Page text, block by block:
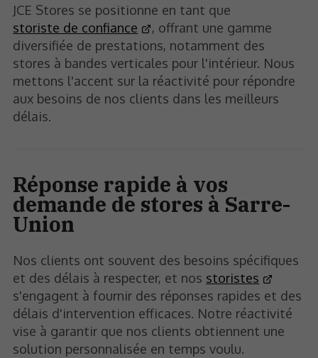
JCE Stores se positionne en tant que
storiste de confiance
, offrant une gamme
diversifiée de prestations, notamment des
stores à bandes verticales pour l'intérieur. Nous
mettons l'accent sur la réactivité pour répondre
aux besoins de nos clients dans les meilleurs
délais.
Réponse rapide à vos
demande de stores à Sarre-
Union
Nos clients ont souvent des besoins spécifiques
et des délais à respecter, et nos storistes
s'engagent à fournir des réponses rapides et des
délais d'intervention efficaces. Notre réactivité
vise à garantir que nos clients obtiennent une
solution personnalisée en temps voulu.